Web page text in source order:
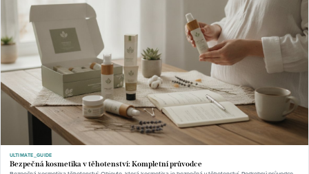
ULTIMATE_GUIDE
Bezpečná kosmetika v těhotenství: Kompletní průvodce